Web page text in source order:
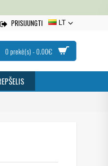
PRISIJUNGTI LT
0 prekė(s) - 0.00€